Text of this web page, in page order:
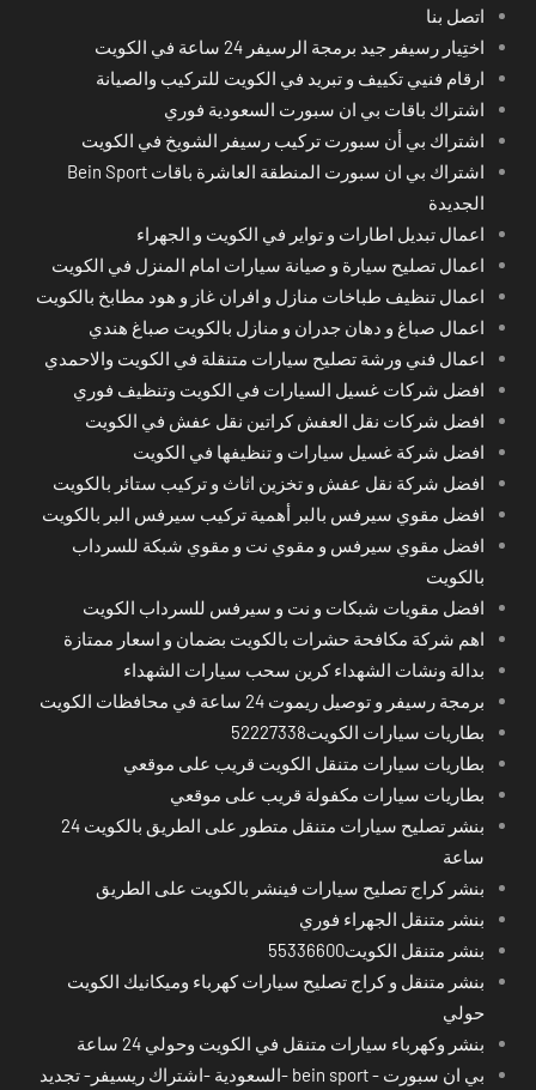
اتصل بنا
اختِيار رسيفر جيد برمجة الرسيفر 24 ساعة في الكويت
ارقام فنيي تكييف و تبريد في الكويت للتركيب والصيانة
اشتراك باقات بي ان سبورت السعودية فوري
اشتراك بي أن سبورت تركيب رسيفر الشويخ في الكويت
اشتراك بي ان سبورت المنطقة العاشرة باقات Bein Sport
الجديدة
اعمال تبديل اطارات و تواير في الكويت و الجهراء
اعمال تصليح سيارة و صيانة سيارات امام المنزل في الكويت
اعمال تنظيف طباخات منازل و افران غاز و هود مطابخ بالكويت
اعمال صباغ و دهان جدران و منازل بالكويت صباغ هندي
اعمال فني ورشة تصليح سيارات متنقلة في الكويت والاحمدي
افضل شركات غسيل السيارات في الكويت وتنظيف فوري
افضل شركات نقل العفش كراتين نقل عفش في الكويت
افضل شركة غسيل سيارات و تنظيفها في الكويت
افضل شركة نقل عفش و تخزين اثاث و تركيب ستائر بالكويت
افضل مقوي سيرفس بالبر أهمية تركيب سيرفس البر بالكويت
افضل مقوي سيرفس و مقوي نت و مقوي شبكة للسرداب
بالكويت
افضل مقويات شبكات و نت و سيرفس للسرداب الكويت
اهم شركة مكافحة حشرات بالكويت بضمان و اسعار ممتازة
بدالة ونشات الشهداء كرين سحب سيارات الشهداء
برمجة رسيفر و توصيل ريموت 24 ساعة في محافظات الكويت
بطاريات سيارات الكويت52227338
بطاريات سيارات متنقل الكويت قريب على موقعي
بطاريات سيارات مكفولة قريب على موقعي
بنشر تصليح سيارات متنقل متطور على الطريق بالكويت 24
ساعة
بنشر كراج تصليح سيارات فينشر بالكويت على الطريق
بنشر متنقل الجهراء فوري
بنشر متنقل الكويت55336600
بنشر متنقل و كراج تصليح سيارات كهرباء وميكانيك الكويت
حولي
بنشر وكهرباء سيارات متنقل في الكويت وحولي 24 ساعة
بي ان سبورت - bein sport -السعودية -اشتراك ريسيفر- تجديد